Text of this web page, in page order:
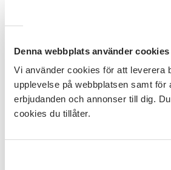
Denna webbplats använder cookies
Vi använder cookies för att leverera
upplevelse på webbplatsen samt för
erbjudanden och annonser till dig.
cookies du tillåter.
och Shetland. Efter 220 sjömil
Torshavn. Vi får följa hur de med
olika öarna med ett kuperat
sluttningar och pittoreska byar.
Medverkande
Kulturprogrammet